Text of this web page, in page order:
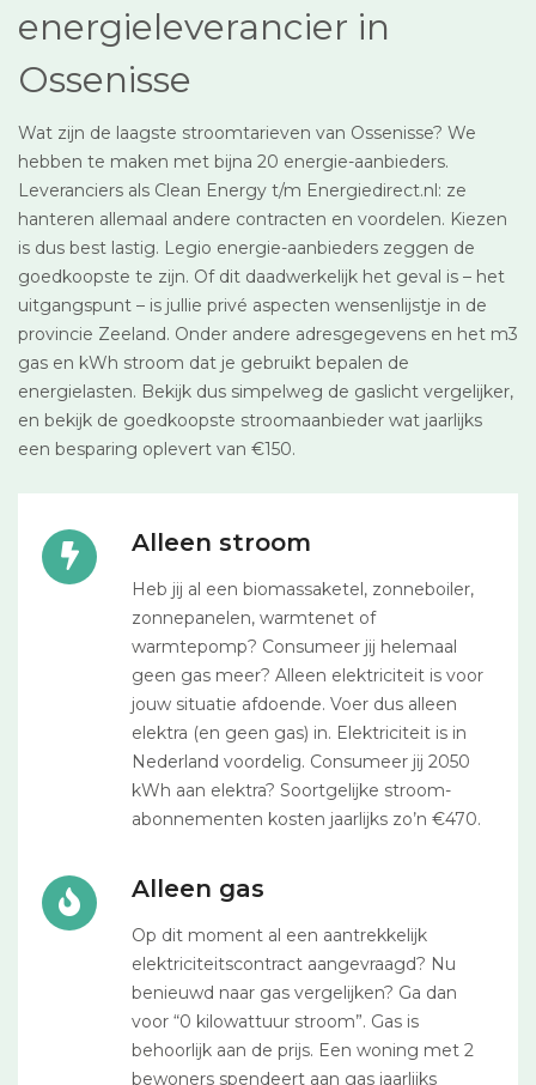
energieleverancier in
Ossenisse
Wat zijn de laagste stroomtarieven van Ossenisse? We
hebben te maken met bijna 20 energie-aanbieders.
Leveranciers als Clean Energy t/m Energiedirect.nl: ze
hanteren allemaal andere contracten en voordelen. Kiezen
is dus best lastig. Legio energie-aanbieders zeggen de
goedkoopste te zijn. Of dit daadwerkelijk het geval is – het
uitgangspunt – is jullie privé aspecten wensenlijstje in de
provincie Zeeland. Onder andere adresgegevens en het m3
gas en kWh stroom dat je gebruikt bepalen de
energielasten. Bekijk dus simpelweg de gaslicht vergelijker,
en bekijk de goedkoopste stroomaanbieder wat jaarlijks
een besparing oplevert van €150.
Alleen stroom
Heb jij al een biomassaketel, zonneboiler,
zonnepanelen, warmtenet of
warmtepomp? Consumeer jij helemaal
geen gas meer? Alleen elektriciteit is voor
jouw situatie afdoende. Voer dus alleen
elektra (en geen gas) in. Elektriciteit is in
Nederland voordelig. Consumeer jij 2050
kWh aan elektra? Soortgelijke stroom-
abonnementen kosten jaarlijks zo’n €470.
Alleen gas
Op dit moment al een aantrekkelijk
elektriciteitscontract aangevraagd? Nu
benieuwd naar gas vergelijken? Ga dan
voor “0 kilowattuur stroom”. Gas is
behoorlijk aan de prijs. Een woning met 2
bewoners spendeert aan gas jaarlijks